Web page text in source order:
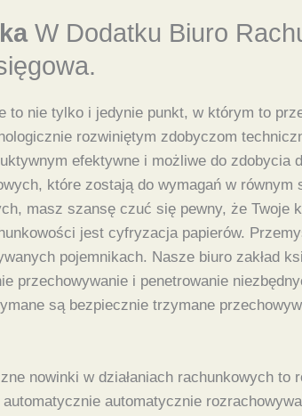
W Dodatku Biuro
to nie tylko i jedynie punkt, w którym to
rozwiniętym zdobyczom
efektywne i możliwe do
które zostają do wymagań w
masz szansę czuć się pewny, że
jest cyfryzacja papierów.
pojemnikach. Nasze biuro zakład
przechowywanie i penetrowanie
są bezpiecznie trzymane
nowinki w działaniach rachunkowych
automatycznie